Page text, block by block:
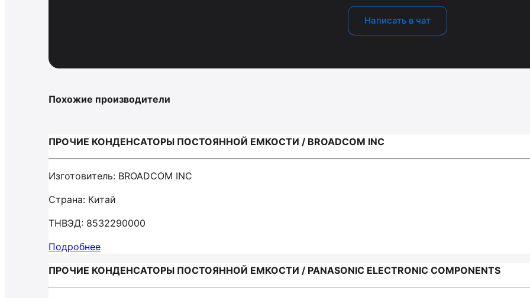
Написать в чат
Похожие производители
ПРОЧИЕ КОНДЕНСАТОРЫ ПОСТОЯННОЙ ЕМКОСТИ / BROADCOM INC
Изготовитель: BROADCOM INC
Страна: Китай
ТНВЭД: 8532290000
Подробнее
ПРОЧИЕ КОНДЕНСАТОРЫ ПОСТОЯННОЙ ЕМКОСТИ / PANASONIC ELECTRONIC COMPONENTS